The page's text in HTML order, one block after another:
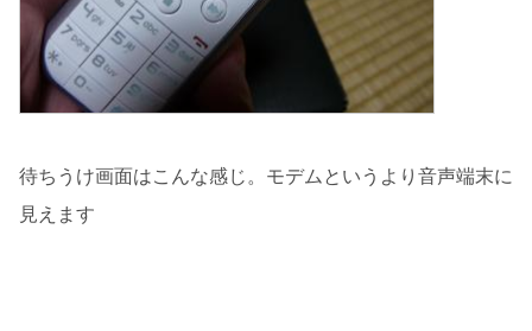
待ちうけ画面はこんな感じ。モデムというより音声端末に
見えます